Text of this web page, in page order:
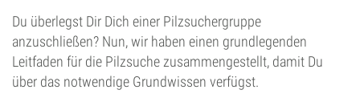
Du überlegst Dir Dich einer Pilzsuchergruppe
anzuschließen? Nun, wir haben einen grundlegenden
Leitfaden für die Pilzsuche zusammengestellt, damit Du
über das notwendige Grundwissen verfügst.